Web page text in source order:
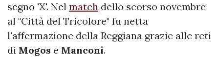
segno 'X'. Nel match dello scorso novembre
al "Città del Tricolore" fu netta
l'affermazione della Reggiana grazie alle reti
di Mogos e Manconi.